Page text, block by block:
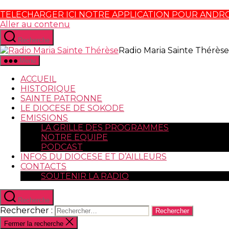
TELECHARGER ICI NOTRE APPLICATION POUR
Aller au contenu
Recherche
Radio Maria Sainte Thérèse
Menu
ACCUEIL
HISTORIQUE
SAINTE PATRONNE
LE DIOCESE DE SOKODE
EMISSIONS
LA GRILLE DES PROGRAMMES
NOTRE EQUIPE
PODCAST
INFOS DU DIOCESE ET D’AILLEURS
CONTACTS
SOUTENIR LA RADIO
Recherche
Rechercher :
Fermer la recherche